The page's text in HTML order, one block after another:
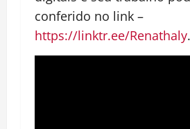
conferido no link –
https://linktr.ee/Renathaly.